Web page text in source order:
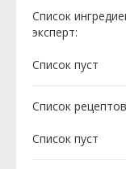
Список
эксперт:
Cписок пуст
Список
Cписок пуст